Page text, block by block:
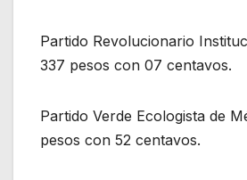
Partido Revolucionario
337 pesos con 07 centavos.
Partido Verde Ecologista de
pesos con 52 centavos.